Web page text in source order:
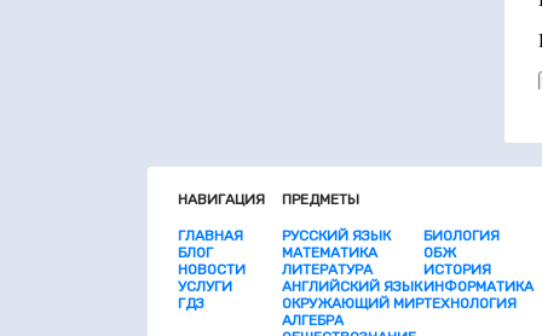
НАВИГАЦИЯ
ГЛАВНАЯ
БЛОГ
НОВОСТИ
УСЛУГИ
ГДЗ
ПРЕДМЕТЫ
РУССКИЙ ЯЗЫК
МАТЕМАТИКА
ЛИТЕРАТУРА
АНГЛИЙСКИЙ ЯЗЫК
ОКРУЖАЮЩИЙ МИР
АЛГЕБРА
БИОЛОГИЯ
ОБЖ
ИСТОРИЯ
ИНФОРМАТИКА
ТЕХНОЛОГИЯ